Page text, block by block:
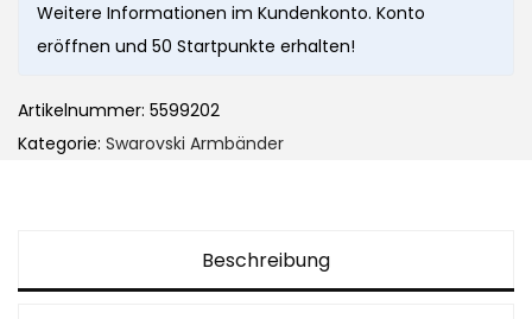
Weitere Informationen im Kundenkonto. Konto
eröffnen und 50 Startpunkte erhalten!
Artikelnummer: 5599202
Kategorie: Swarovski Armbänder
Beschreibung